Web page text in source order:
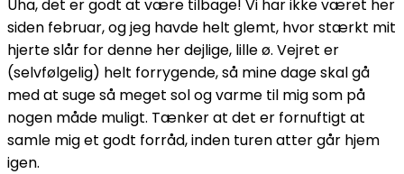
Uha, det er godt at være tilbage! Vi har ikke været her
siden februar, og jeg havde helt glemt, hvor stærkt mit
hjerte slår for denne her dejlige, lille ø. Vejret er
(selvfølgelig) helt forrygende, så mine dage skal gå
med at suge så meget sol og varme til mig som på
nogen måde muligt. Tænker at det er fornuftigt at
samle mig et godt forråd, inden turen atter går hjem
igen.